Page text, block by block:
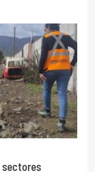
sectores